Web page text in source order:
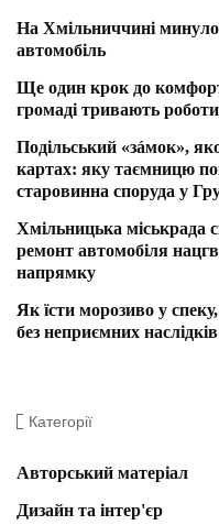
На Хмільниччині
автомобіль
Ще один крок до
громаді тривають
Подільський «зáмок»,
картах: яку таємницю
старовинна споруда у
Хмільницька міськрада
ремонт автомобіля
напрямку
Як їсти морозиво у
без неприємних
Категорії
Авторський матеріал
Дизайн та інтер'єр